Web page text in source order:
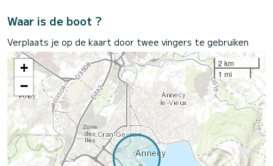
Waar is de boot ?
Verplaats je op de kaart door twee vingers te gebruiken
+
−
2 km
1 mi